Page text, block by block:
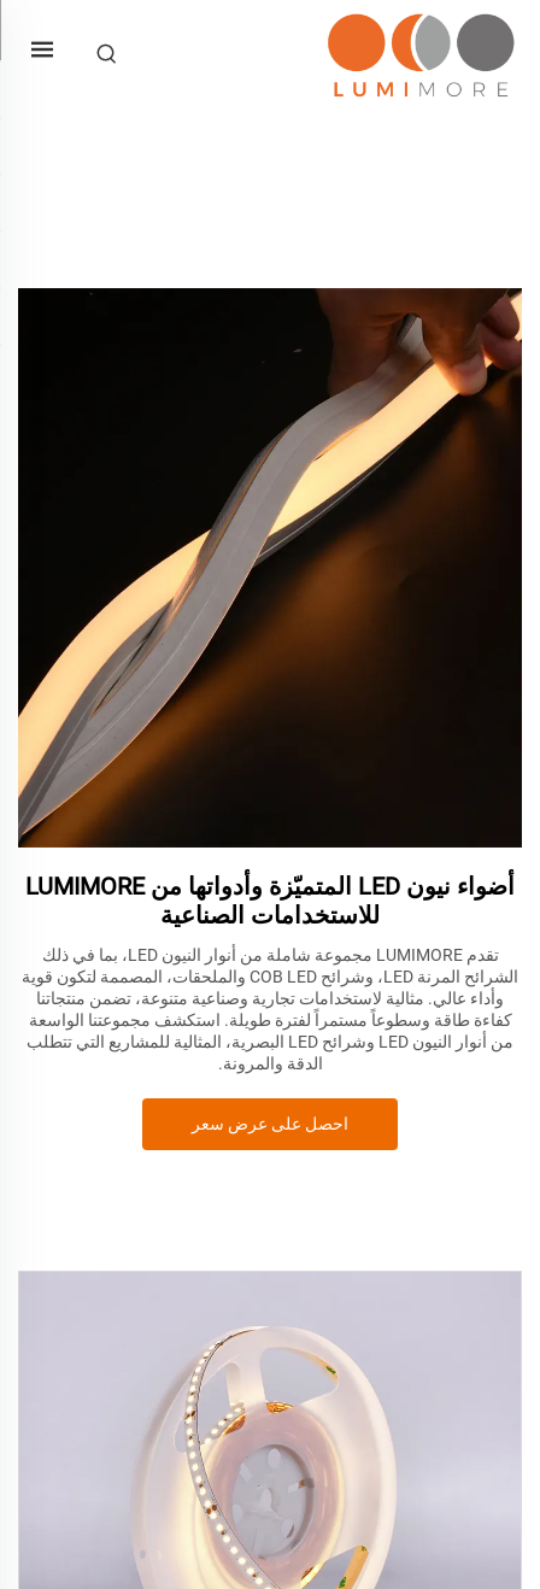
أضواء نيون LED المتميّزة وأدواتها من LUMIMORE
للاستخدامات الصناعية
تقدم LUMIMORE مجموعة شاملة من أنوار النيون LED، بما في ذلك
الشرائح المرنة LED، وشرائح COB LED والملحقات، المصممة لتكون قوية
وأداء عالي. مثالية لاستخدامات تجارية وصناعية متنوعة، تضمن منتجاتنا
كفاءة طاقة وسطوعاً مستمراً لفترة طويلة. استكشف مجموعتنا الواسعة
من أنوار النيون LED وشرائح LED البصرية، المثالية للمشاريع التي تتطلب
الدقة والمرونة.
احصل على عرض سعر